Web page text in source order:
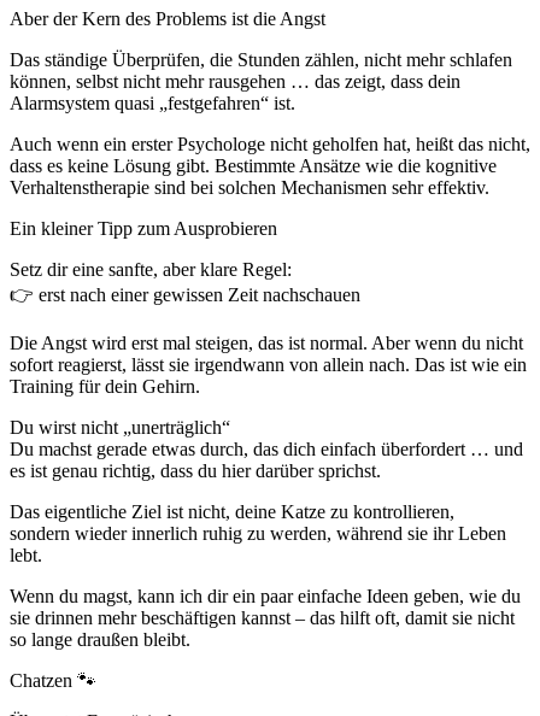
Aber der Kern des Problems ist die Angst
Das ständige Überprüfen, die Stunden zählen, nicht mehr schlafen
können, selbst nicht mehr rausgehen … das zeigt, dass dein
Alarmsystem quasi „festgefahren“ ist.
Auch wenn ein erster Psychologe nicht geholfen hat, heißt das nicht,
dass es keine Lösung gibt. Bestimmte Ansätze wie die kognitive
Verhaltenstherapie sind bei solchen Mechanismen sehr effektiv.
Ein kleiner Tipp zum Ausprobieren
Setz dir eine sanfte, aber klare Regel:
👉 erst nach einer gewissen Zeit nachschauen
Die Angst wird erst mal steigen, das ist normal. Aber wenn du nicht
sofort reagierst, lässt sie irgendwann von allein nach. Das ist wie ein
Training für dein Gehirn.
Du wirst nicht „unerträglich“
Du machst gerade etwas durch, das dich einfach überfordert … und
es ist genau richtig, dass du hier darüber sprichst.
Das eigentliche Ziel ist nicht, deine Katze zu kontrollieren,
sondern wieder innerlich ruhig zu werden, während sie ihr Leben
lebt.
Wenn du magst, kann ich dir ein paar einfache Ideen geben, wie du
sie drinnen mehr beschäftigen kannst – das hilft oft, damit sie nicht
so lange draußen bleibt.
Chatzen 🐾